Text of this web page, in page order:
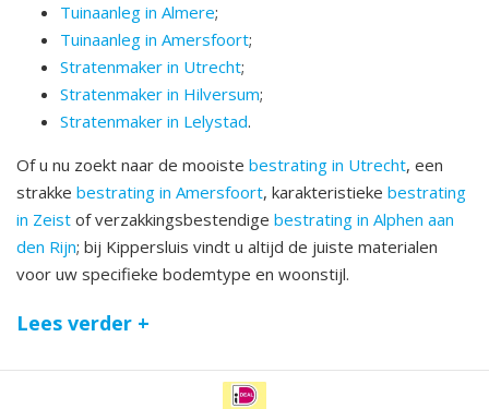
Tuinaanleg in Almere;
Tuinaanleg in Amersfoort;
Stratenmaker in Utrecht;
Stratenmaker in Hilversum;
Stratenmaker in Lelystad.
Of u nu zoekt naar de mooiste bestrating in Utrecht, een
strakke bestrating in Amersfoort, karakteristieke bestrating
in Zeist of verzakkingsbestendige bestrating in Alphen aan
den Rijn; bij Kippersluis vindt u altijd de juiste materialen
voor uw specifieke bodemtype en woonstijl.
Lees verder +